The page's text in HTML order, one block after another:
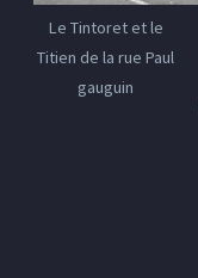
Le Tintoret et le
Titien de la rue Paul
gauguin